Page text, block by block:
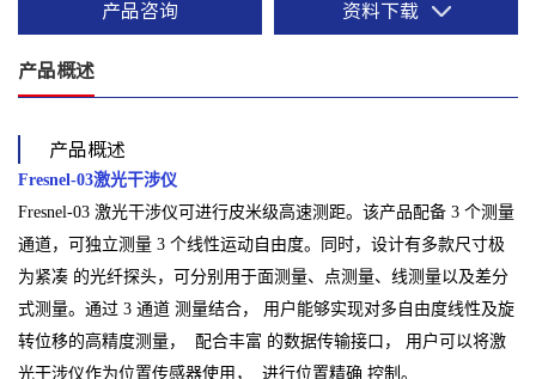
产品咨询 资料下载
产品概述
产品概述
Fresnel-03激光干涉仪
Fresnel-03 激光干涉仪可进行皮米级高速测距。该产品配备 3 个测量
通道，可独立测量 3 个线性运动自由度。同时，设计有多款尺寸极
为紧凑 的光纤探头，可分别用于面测量、点测量、线测量以及差分
式测量。通过 3 通道 测量结合， 用户能够实现对多自由度线性及旋
转位移的高精度测量， 配合丰富 的数据传输接口， 用户可以将激
光干涉仪作为位置传感器使用， 进行位置精确 控制。